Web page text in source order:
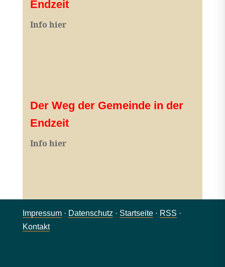
Endzeit
Info hier
Der Weg der Gemeinde in der
Endzeit
Info hier
Impressum· Datenschutz · Startseite· RSS ·
Kontakt